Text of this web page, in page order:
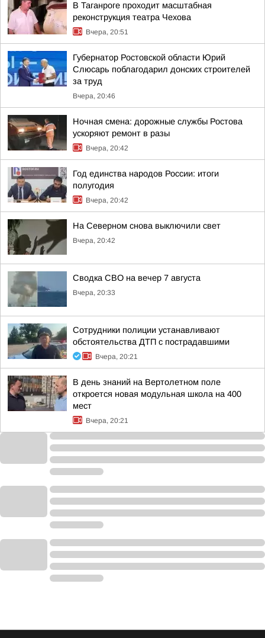
В Таганроге проходит масштабная
реконструкция театра Чехова
Вчера, 20:51
Губернатор Ростовской области Юрий
Слюсарь поблагодарил донских строителей
за труд
Вчера, 20:46
Ночная смена: дорожные службы Ростова
ускоряют ремонт в разы
Вчера, 20:42
Год единства народов России: итоги
полугодия
Вчера, 20:42
На Северном снова выключили свет
Вчера, 20:42
Сводка СВО на вечер 7 августа
Вчера, 20:33
Сотрудники полиции устанавливают
обстоятельства ДТП с пострадавшими
Вчера, 20:21
В день знаний на Вертолетном поле
откроется новая модульная школа на 400
мест
Вчера, 20:21